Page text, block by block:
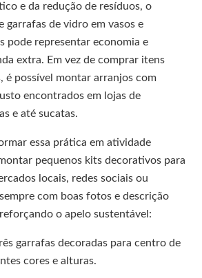
e da redução de resíduos, o
garrafas de vidro em vasos e
pode representar economia e
extra. Em vez de comprar itens
é possível montar arranjos com
encontrados em lojas de
e até sucatas.
essa prática em atividade
pequenos kits decorativos para
locais, redes sociais ou
com boas fotos e descrição
o apelo sustentável:
garrafas decoradas para centro de
cores e alturas.